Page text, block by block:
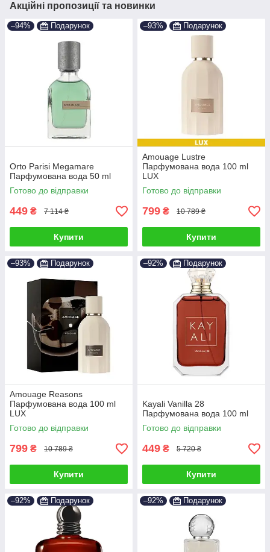
Акційні пропозиції та новинки
–94% Подарунок
Orto Parisi Megamare
Парфумована вода 50 ml
Готово до відправки
449 ₴ 7 114 ₴
Купити
–93% Подарунок
Amouage Lustre
Парфумована вода 100 ml
LUX
Готово до відправки
799 ₴ 10 789 ₴
Купити
–93% Подарунок
Amouage Reasons
Парфумована вода 100 ml
LUX
Готово до відправки
799 ₴ 10 789 ₴
Купити
–92% Подарунок
Kayali Vanilla 28
Парфумована вода 100 ml
Готово до відправки
449 ₴ 5 720 ₴
Купити
–92% Подарунок –92% Подарунок